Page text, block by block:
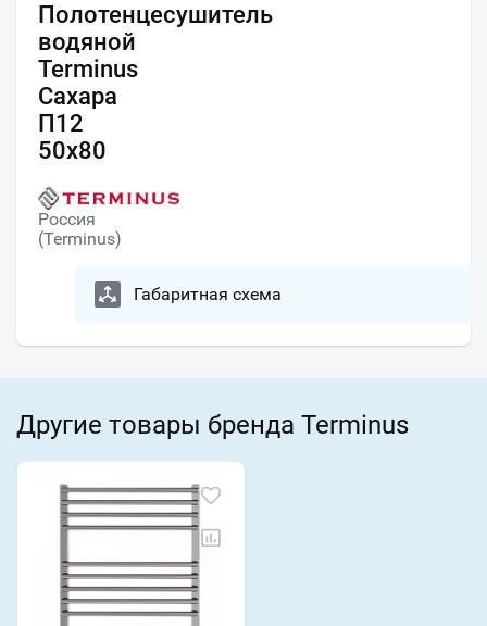
Полотенцесушитель
водяной
Terminus
Сахара
П12
50х80
Россия
(Terminus)
Габаритная схема
Другие товары бренда Terminus